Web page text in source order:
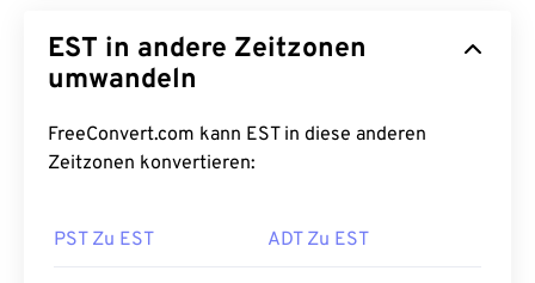
EST in andere Zeitzonen
umwandeln
FreeConvert.com kann EST in diese anderen
Zeitzonen konvertieren:
PST Zu EST ADT Zu EST